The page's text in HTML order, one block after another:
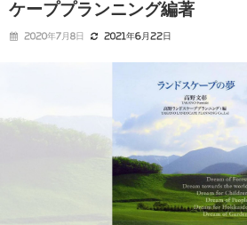
ケーププランニング編著
2020年7月8日 2021年6月22日